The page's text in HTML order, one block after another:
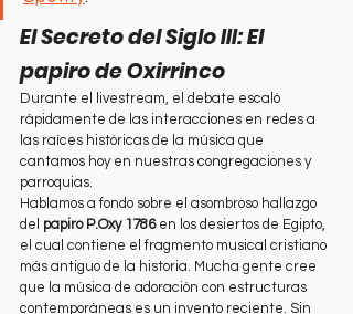
El Secreto del Siglo III: El
papiro de Oxirrinco
Durante el livestream, el debate escaló
rápidamente de las interacciones en redes a
las raíces históricas de la música que
cantamos hoy en nuestras congregaciones y
parroquias.
Hablamos a fondo sobre el asombroso hallazgo
del papiro P.Oxy 1786 en los desiertos de Egipto,
el cual contiene el fragmento musical cristiano
más antiguo de la historia. Mucha gente cree
que la música de adoración con estructuras
contemporáneas es un invento reciente. Sin